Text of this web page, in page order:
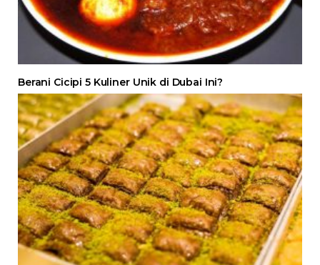
Berani Cicipi 5 Kuliner Unik di Dubai Ini?